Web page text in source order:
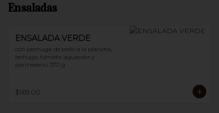
Ensaladas
ENSALADA VERDE
con pechuga de pollo a la plancha,
lechuga, tomate, aguacate y
parmesano. 370 g
$165.00